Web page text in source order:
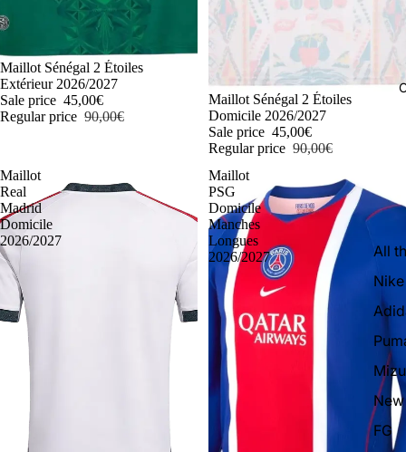
All
Nike
FG
-50%
Maillot Sénégal 2 Étoiles
Extérieur 2026/2027
Sale price 45,00€
Regular price 90,00€
-50%
Maillot Sénégal 2 Étoiles
Domicile 2026/2027
Sale price 45,00€
Regular price 90,00€
Maillot
Real
Madrid
Domicile
2026/2027
Maillot
PSG
Domicile
Manches
Longues
2026/2027